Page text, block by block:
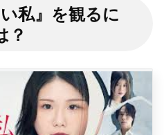
私』を観るに
？